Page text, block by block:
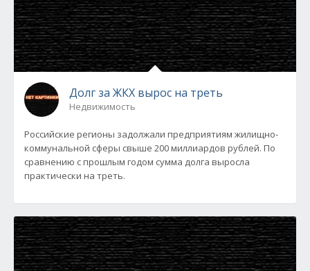
Долг за ЖКХ вырос на треть
Недвижимость
Российские регионы задолжали предприятиям жилищно-
коммунальной сферы свыше 200 миллиардов рублей. По
сравнению с прошлым годом сумма долга выросла
практически на треть.